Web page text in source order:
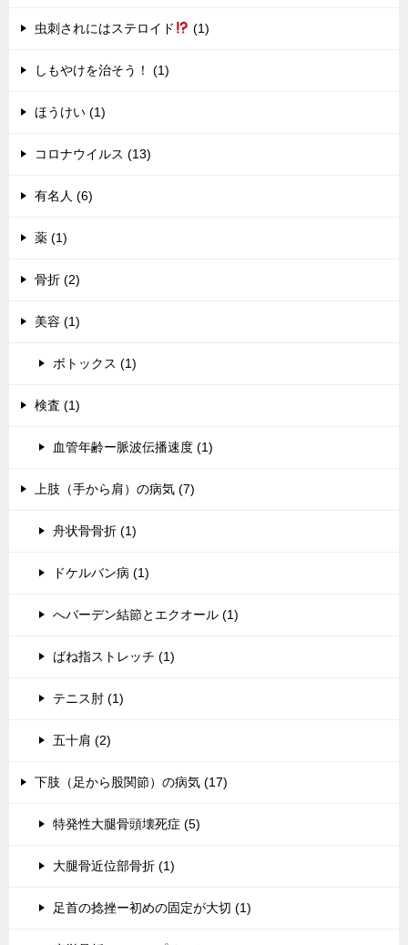
虫刺されにはステロイド (1)
しもやけを治そう！ (1)
ほうけい (1)
コロナウイルス (13)
有名人 (6)
薬 (1)
骨折 (2)
美容 (1)
ボトックス (1)
検査 (1)
血管年齢ー脈波伝播速度 (1)
上肢（手から肩）の病気 (7)
舟状骨骨折 (1)
ドケルバン病 (1)
へバーデン結節とエクオール (1)
ばね指ストレッチ (1)
テニス肘 (1)
五十肩 (2)
下肢（足から股関節）の病気 (17)
特発性大腿骨頭壊死症 (5)
大腿骨近位部骨折 (1)
足首の捻挫ー初めの固定が大切 (1)